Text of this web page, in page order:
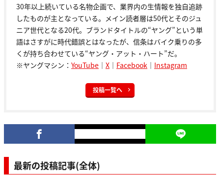
30年以上続いている名物企画で、業界内の生情報を独自追跡
したものが主となっている。メイン読者層は50代とそのジュ
ニア世代となる20代。ブランドタイトルの“ヤング”という単
語はさすがに時代錯誤とはなったが、信条はバイク乗りの多
くが持ち合わせている“ヤング・アット・ハート”だ。
※ヤングマシン： YouTube ｜ X ｜ Facebook ｜ Instagram
投稿一覧へ
最新の投稿記事(全体)